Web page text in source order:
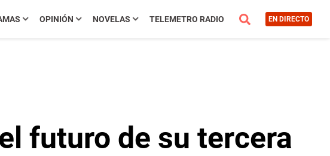
OPINIÓN NOVELAS TELEMETRO RADIO EN DIRECTO
futuro de su tercera